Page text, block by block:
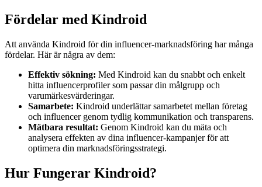
Fördelar med Kindroid
Att använda Kindroid för din influencer-marknadsföring har många
fördelar. Här är några av dem:
Effektiv sökning: Med Kindroid kan du snabbt och enkelt
hitta influencerprofiler som passar din målgrupp och
varumärkesvärderingar.
Samarbete: Kindroid underlättar samarbetet mellan företag
och influencer genom tydlig kommunikation och transparens.
Mätbara resultat: Genom Kindroid kan du mäta och
analysera effekten av dina influencer-kampanjer för att
optimera din marknadsföringsstrategi.
Hur Fungerar Kindroid?